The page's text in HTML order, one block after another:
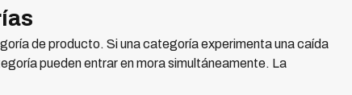
de producto. Si una categoría experimenta una caída
pueden entrar en mora simultáneamente. La